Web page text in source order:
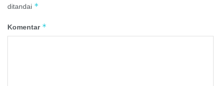
ditandai *
Komentar *